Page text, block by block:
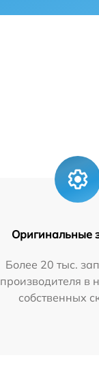
Оригинальные
Более 20 тыс.
производителя в
собственных